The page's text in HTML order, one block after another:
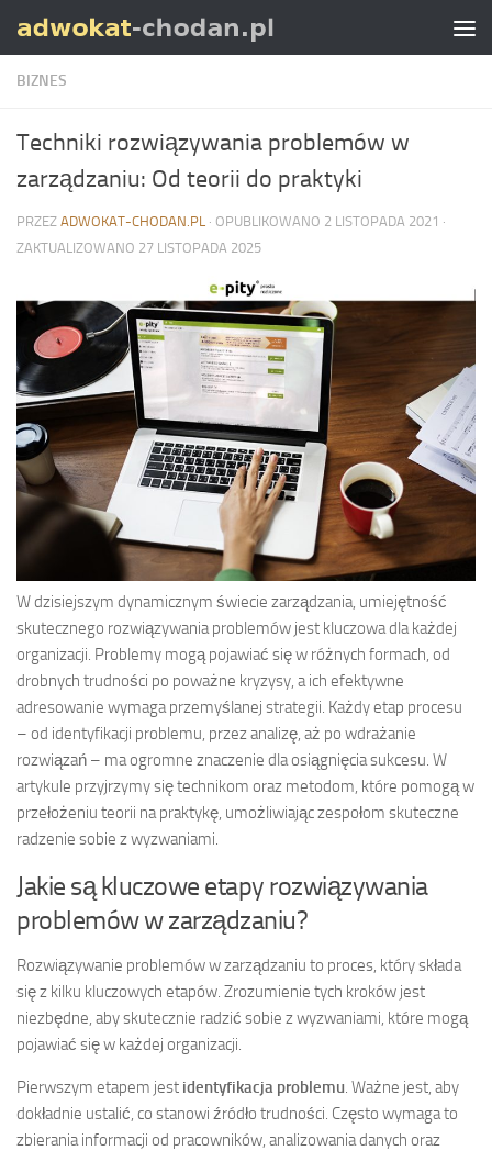
Skip to content
BIZNES
Techniki rozwiązywania problemów w
zarządzaniu: Od teorii do praktyki
PRZEZ ADWOKAT-CHODAN.PL · OPUBLIKOWANO 2 LISTOPADA 2021 ·
ZAKTUALIZOWANO 27 LISTOPADA 2025
W dzisiejszym dynamicznym świecie zarządzania, umiejętność
skutecznego rozwiązywania problemów jest kluczowa dla każdej
organizacji. Problemy mogą pojawiać się w różnych formach, od
drobnych trudności po poważne kryzysy, a ich efektywne
adresowanie wymaga przemyślanej strategii. Każdy etap procesu
– od identyfikacji problemu, przez analizę, aż po wdrażanie
rozwiązań – ma ogromne znaczenie dla osiągnięcia sukcesu. W
artykule przyjrzymy się technikom oraz metodom, które pomogą w
przełożeniu teorii na praktykę, umożliwiając zespołom skuteczne
radzenie sobie z wyzwaniami.
Jakie są kluczowe etapy rozwiązywania
problemów w zarządzaniu?
Rozwiązywanie problemów w zarządzaniu to proces, który składa
się z kilku kluczowych etapów. Zrozumienie tych kroków jest
niezbędne, aby skutecznie radzić sobie z wyzwaniami, które mogą
pojawiać się w każdej organizacji.
Pierwszym etapem jest identyfikacja problemu . Ważne jest, aby
dokładnie ustalić, co stanowi źródło trudności. Często wymaga to
zbierania informacji od pracowników, analizowania danych oraz